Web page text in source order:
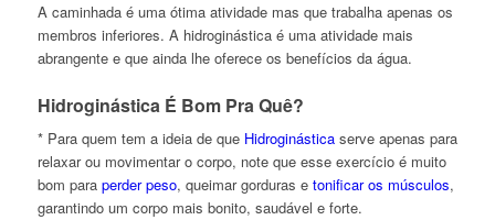
A caminhada é uma ótima atividade mas que trabalha apenas os
membros inferiores. A hidroginástica é uma atividade mais
abrangente e que ainda lhe oferece os benefícios da água.
Hidroginástica É Bom Pra Quê?
* Para quem tem a ideia de que Hidroginásticaserve apenas para
relaxar ou movimentar o corpo, note que esse exercício é muito
bom para perder peso, queimar gorduras e tonificar os músculos,
garantindo um corpo mais bonito, saudável e forte.